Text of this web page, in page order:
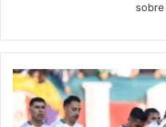
sobre
Polémica
por
la